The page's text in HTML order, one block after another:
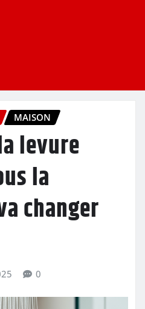
MAISON
levure
la
changer
0